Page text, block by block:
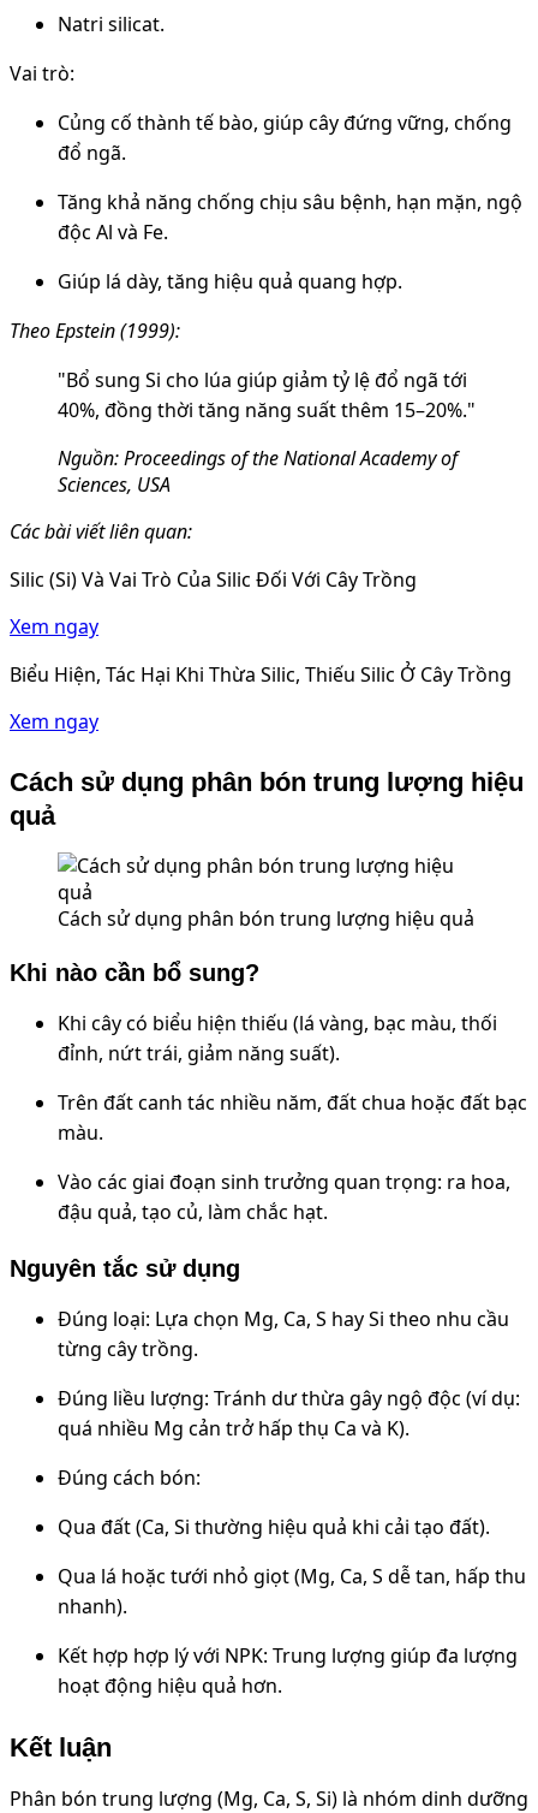
Natri silicat.
Vai trò:
Củng cố thành tế bào, giúp cây đứng vững, chống
đổ ngã.
Tăng khả năng chống chịu sâu bệnh, hạn mặn, ngộ
độc Al và Fe.
Giúp lá dày, tăng hiệu quả quang hợp.
Theo Epstein (1999):
"Bổ sung Si cho lúa giúp giảm tỷ lệ đổ ngã tới
40%, đồng thời tăng năng suất thêm 15–20%."
Nguồn: Proceedings of the National Academy of
Sciences, USA
Các bài viết liên quan:
Silic (Si) Và Vai Trò Của Silic Đối Với Cây Trồng
Xem ngay
Biểu Hiện, Tác Hại Khi Thừa Silic, Thiếu Silic Ở Cây Trồng
Xem ngay
Cách sử dụng phân bón trung lượng hiệu
quả
Cách sử dụng phân bón trung lượng hiệu quả
Khi nào cần bổ sung?
Khi cây có biểu hiện thiếu (lá vàng, bạc màu, thối
đỉnh, nứt trái, giảm năng suất).
Trên đất canh tác nhiều năm, đất chua hoặc đất bạc
màu.
Vào các giai đoạn sinh trưởng quan trọng: ra hoa,
đậu quả, tạo củ, làm chắc hạt.
Nguyên tắc sử dụng
Đúng loại: Lựa chọn Mg, Ca, S hay Si theo nhu cầu
từng cây trồng.
Đúng liều lượng: Tránh dư thừa gây ngộ độc (ví dụ:
quá nhiều Mg cản trở hấp thụ Ca và K).
Đúng cách bón:
Qua đất (Ca, Si thường hiệu quả khi cải tạo đất).
Qua lá hoặc tưới nhỏ giọt (Mg, Ca, S dễ tan, hấp thu
nhanh).
Kết hợp hợp lý với NPK: Trung lượng giúp đa lượng
hoạt động hiệu quả hơn.
Kết luận
Phân bón trung lượng (Mg, Ca, S, Si) là nhóm dinh dưỡng